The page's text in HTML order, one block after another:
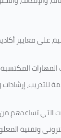
على
المهارات
إرشادات
تساعدهم من
وتقنية